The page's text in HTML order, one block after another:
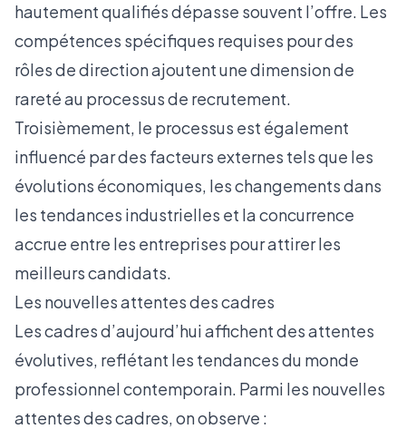
hautement qualifiés dépasse souvent l’offre. Les
compétences spécifiques requises pour des
rôles de direction ajoutent une dimension de
rareté au processus de recrutement.
Troisièmement, le processus est également
influencé par des facteurs externes tels que les
évolutions économiques, les changements dans
les tendances industrielles et la concurrence
accrue entre les entreprises pour attirer les
meilleurs candidats.
Les nouvelles attentes des cadres
Les cadres d’aujourd’hui affichent des attentes
évolutives, reflétant les tendances du monde
professionnel contemporain. Parmi les nouvelles
attentes des cadres, on observe :